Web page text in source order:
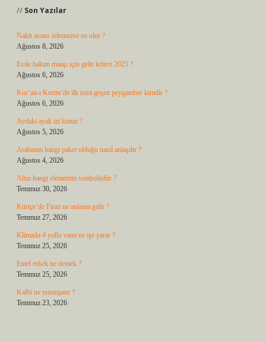
Son Yazılar
Nakit avans ödemezse ne olur ?
Ağustos 8, 2026
Evde bakım maaşı için gelir kriteri 2025 ?
Ağustos 6, 2026
Kur’an-ı Kerim’de ilk ismi geçen peygamber kimdir ?
Ağustos 6, 2026
Aydaki ayak izi kimin ?
Ağustos 5, 2026
Arabanın hangi paket olduğu nasıl anlaşılır ?
Ağustos 4, 2026
Altın hangi elementin sembolüdür ?
Temmuz 30, 2026
Kürtçe’de Firaz ne anlama gelir ?
Temmuz 27, 2026
Klimada 4 yollu vana ne işe yarar ?
Temmuz 25, 2026
Entel erkek ne demek ?
Temmuz 25, 2026
Kalbi ne yumuşatır ?
Temmuz 23, 2026